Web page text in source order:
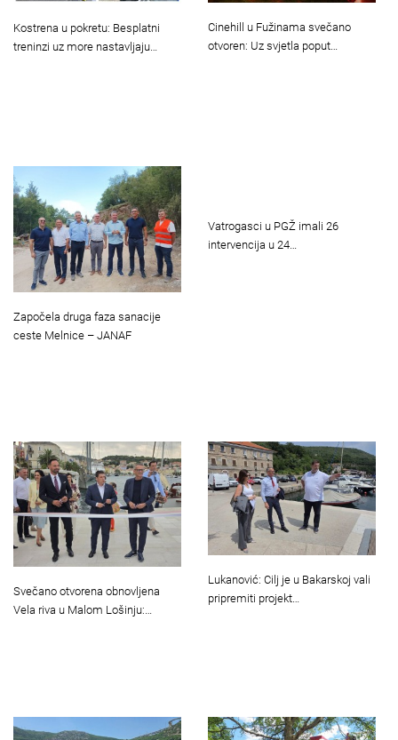
Kostrena u pokretu: Besplatni
treninzi uz more nastavljaju…
Cinehill u Fužinama svečano
otvoren: Uz svjetla poput…
Započela druga faza sanacije
ceste Melnice – JANAF
Vatrogasci u PGŽ imali 26
intervencija u 24…
Svečano otvorena obnovljena
Vela riva u Malom Lošinju:…
Lukanović: Cilj je u Bakarskoj vali
pripremiti projekt…